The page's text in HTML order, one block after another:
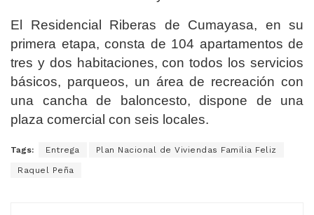
El Residencial Riberas de Cumayasa, en su
primera etapa, consta de 104 apartamentos de
tres y dos habitaciones, con todos los servicios
básicos, parqueos, un área de recreación con
una cancha de baloncesto, dispone de una
plaza comercial con seis locales.
Tags: Entrega Plan Nacional de Viviendas Familia Feliz
Raquel Peña